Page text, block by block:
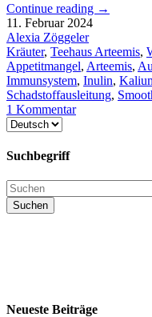
Continue reading →
11. Februar 2024
Alexia Zöggeler
Kräuter, Teehaus Arteemis,
Appetitmangel, Arteemis,
Immunsystem, Inulin,
Schadstoffausleitung,
1 Kommentar
Sprache
Suchbegriff
Neueste Beiträge